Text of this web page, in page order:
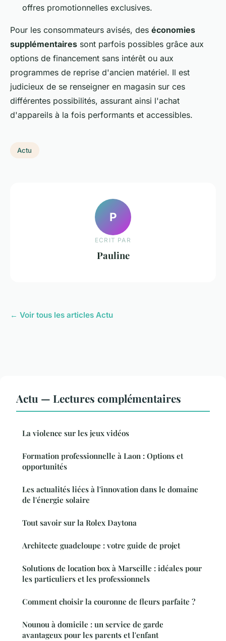
offres promotionnelles exclusives.
Pour les consommateurs avisés, des économies
supplémentaires sont parfois possibles grâce aux
options de financement sans intérêt ou aux
programmes de reprise d'ancien matériel. Il est
judicieux de se renseigner en magasin sur ces
différentes possibilités, assurant ainsi l'achat
d'appareils à la fois performants et accessibles.
Actu
P
ECRIT PAR
Pauline
← Voir tous les articles Actu
Actu — Lectures complémentaires
La violence sur les jeux vidéos
Formation professionnelle à Laon : Options et
opportunités
Les actualités liées à l'innovation dans le domaine
de l'énergie solaire
Tout savoir sur la Rolex Daytona
Architecte guadeloupe : votre guide de projet
Solutions de location box à Marseille : idéales pour
les particuliers et les professionnels
Comment choisir la couronne de fleurs parfaite ?
Nounou à domicile : un service de garde
avantageux pour les parents et l'enfant